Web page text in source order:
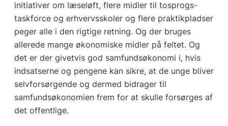
initiativer om læseløft, flere midler til tosprogs-
taskforce og erhvervsskoler og flere praktikpladser
peger alle i den rigtige retning. Og der bruges
allerede mange økonomiske midler på feltet. Og
det er der givetvis god samfundsøkonomi i, hvis
indsatserne og pengene kan sikre, at de unge bliver
selvforsørgende og dermed bidrager til
samfundsøkonomien frem for at skulle forsørges af
det offentlige.